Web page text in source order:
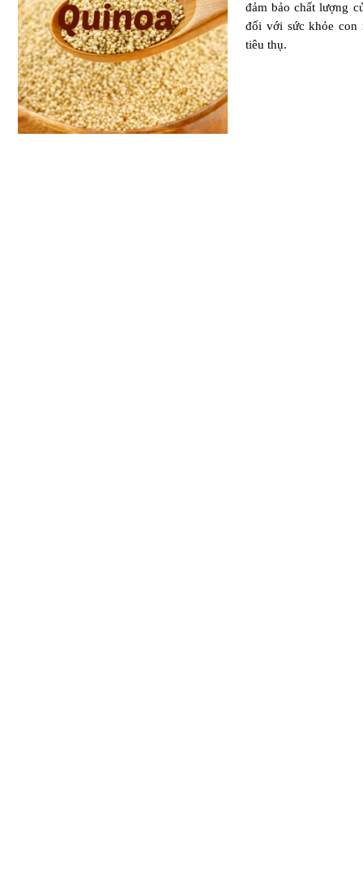
đảm bảo chất lượng
đối với sức khỏe con
tiêu thụ.